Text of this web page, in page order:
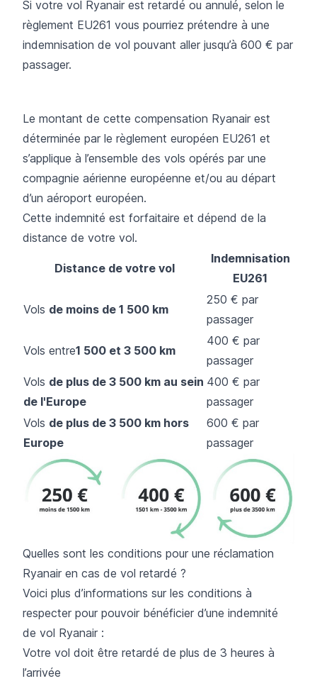
Si votre vol Ryanair est retardé ou annulé, selon le
règlement EU261 vous pourriez prétendre à une
indemnisation de vol pouvant aller jusqu’à 600 € par
passager.
Le montant de cette compensation Ryanair est
déterminée par le règlement européen EU261 et
s’applique à l’ensemble des vols opérés par une
compagnie aérienne européenne et/ou au départ
d’un aéroport européen.
Cette indemnité est forfaitaire et dépend de la
distance de votre vol.
Distance de votre vol
Indemnisation
EU261
Vols de moins de 1 500 km
250 € par
passager
Vols entre1 500 et 3 500 km
400 € par
passager
Vols de plus de 3 500 km au sein
de l'Europe
400 € par
passager
Vols de plus de 3 500 km hors
Europe
600 € par
passager
Quelles sont les conditions pour une réclamation
Ryanair en cas de vol retardé ?
Voici plus d’informations sur les conditions à
respecter pour pouvoir bénéficier d’une indemnité
de vol Ryanair :
Votre vol doit être retardé de plus de 3 heures à
l’arrivée